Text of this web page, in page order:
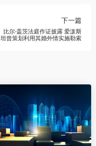
下一篇
比尔·盖茨法庭作证披露 爱泼斯
坦曾策划利用其婚外情实施勒索